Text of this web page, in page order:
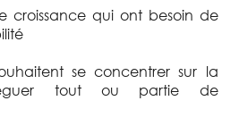
croissance qui ont besoin de
se concentrer sur la
tout ou partie de